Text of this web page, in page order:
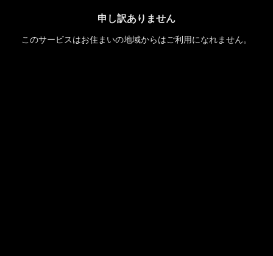
申し訳ありません
このサービスはお住まいの地域からはご利用になれません。